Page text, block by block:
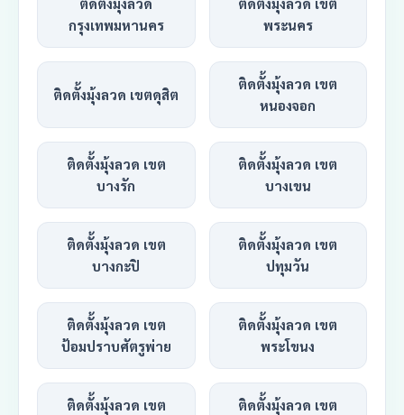
กรุงเทพมหานคร
พระนคร
ติดตั้งมุ้งลวด เขตดุสิต
ติดตั้งมุ้งลวด เขต
หนองจอก
ติดตั้งมุ้งลวด เขต
บางรัก
ติดตั้งมุ้งลวด เขต
บางเขน
ติดตั้งมุ้งลวด เขต
บางกะปิ
ติดตั้งมุ้งลวด เขต
ปทุมวัน
ติดตั้งมุ้งลวด เขต
ป้อมปราบศัตรูพ่าย
ติดตั้งมุ้งลวด เขต
พระโขนง
ติดตั้งมุ้งลวด เขต
ติดตั้งมุ้งลวด เขต